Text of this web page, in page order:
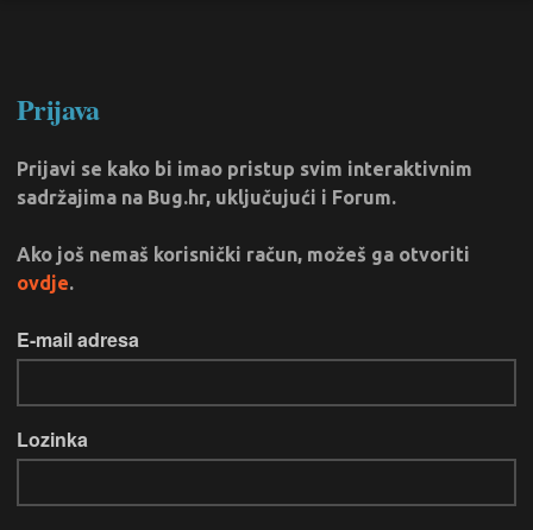
Prijava
Prijavi se kako bi imao pristup svim interaktivnim
sadržajima na Bug.hr, uključujući i Forum.
Ako još nemaš korisnički račun, možeš ga otvoriti
ovdje.
E-mail adresa
Lozinka